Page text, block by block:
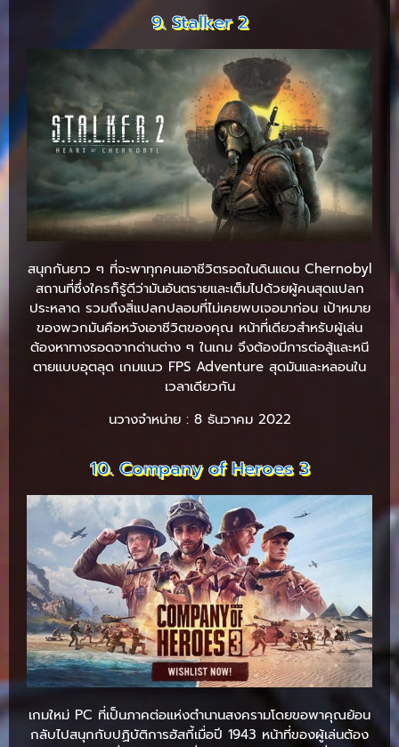
9. Stalker 2
สนุกกันยาว ๆ ที่จะพาทุกคนเอาชีวิตรอดในดินแดน Chernobyl
สถานที่ซึ่งใครก็รู้ดีว่ามันอันตรายและเต็มไปด้วยผู้คนสุดแปลก
ประหลาด รวมถึงสิ่แปลกปลอมที่ไม่เคยพบเจอมาก่อน เป้าหมาย
ของพวกมันคือหวังเอาชีวิตของคุณ หน้าที่เดียวสำหรับผู้เล่น
ต้องหาทางรอดจากด่านต่าง ๆ ในเกม จึงต้องมีการต่อสู้และหนี
ตายแบบอุตลุด เกมแนว FPS Adventure สุดมันและหลอนใน
เวลาเดียวกัน
นวางจำหน่าย : 8 ธันวาคม 2022
10. Company of Heroes 3
เกมใหม่ PC ที่เป็นภาคต่อแห่งตำนานสงครามโดยขอพาคุณย้อน
กลับไปสนุกกับปฏิบัติการฮัสกี้เมื่อปี 1943 หน้าที่ของผู้เล่นต้อง